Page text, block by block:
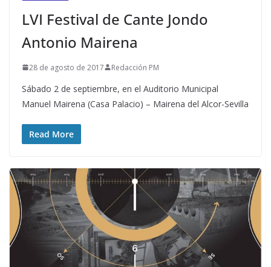
LVI Festival de Cante Jondo
Antonio Mairena
28 de agosto de 2017 Redacción PM
Sábado 2 de septiembre, en el Auditorio Municipal
Manuel Mairena (Casa Palacio) – Mairena del Alcor-Sevilla
Read More